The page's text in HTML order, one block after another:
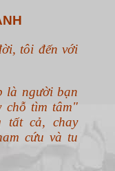
tôi đến với
là người bạn
chỗ tìm tâm"
tất cả, chay
cứu và tu